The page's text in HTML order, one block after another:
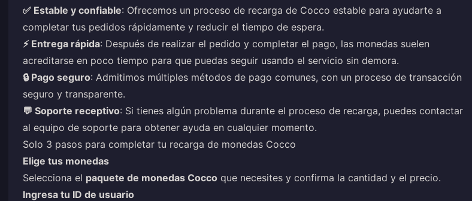
✅ Estable y confiable: Ofrecemos un proceso de recarga de Cocco estable para ayudarte a
completar tus pedidos rápidamente y reducir el tiempo de espera.
⚡ Entrega rápida: Después de realizar el pedido y completar el pago, las monedas suelen
acreditarse en poco tiempo para que puedas seguir usando el servicio sin demora.
🔒 Pago seguro: Admitimos múltiples métodos de pago comunes, con un proceso de transacción
seguro y transparente.
💬 Soporte receptivo: Si tienes algún problema durante el proceso de recarga, puedes contactar
al equipo de soporte para obtener ayuda en cualquier momento.
Solo 3 pasos para completar tu recarga de monedas Cocco
Elige tus monedas
Selecciona el paquete de monedas Cocco que necesites y confirma la cantidad y el precio.
Ingresa tu ID de usuario